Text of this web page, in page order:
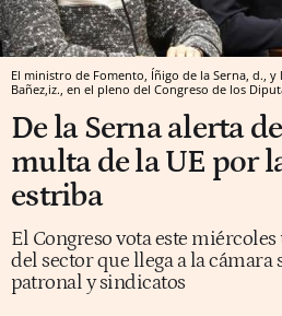
El ministro de Fomento, Íñigo de la Serna, d.,
Bañez,iz., en el pleno del Congreso de los
De la Serna alerta
multa de la UE por
estriba
El Congreso vota este
del sector que llega a la cámara
patronal y sindicatos